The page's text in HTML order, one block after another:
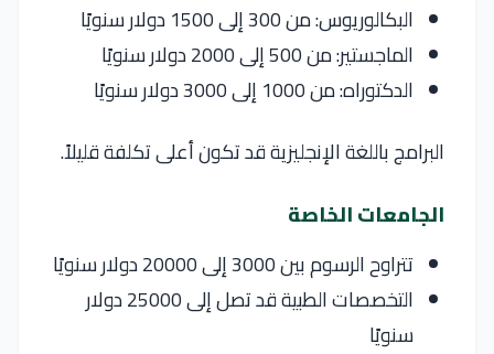
البكالوريوس: من 300 إلى 1500 دولار سنويًا
الماجستير: من 500 إلى 2000 دولار سنويًا
الدكتوراه: من 1000 إلى 3000 دولار سنويًا
البرامج باللغة الإنجليزية قد تكون أعلى تكلفة قليلاً.
الجامعات الخاصة
تتراوح الرسوم بين 3000 إلى 20000 دولار سنويًا
التخصصات الطبية قد تصل إلى 25000 دولار
سنويًا